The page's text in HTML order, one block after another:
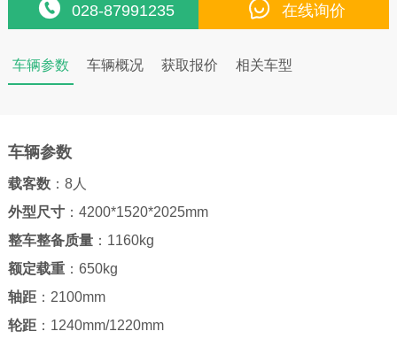
车辆参数 车辆概况 获取报价 相关车型
028-87991235 在线询价
车辆参数
载客数：8人
外型尺寸：4200*1520*2025mm
整车整备质量：1160kg
额定载重：650kg
轴距：2100mm
轮距：1240mm/1220mm